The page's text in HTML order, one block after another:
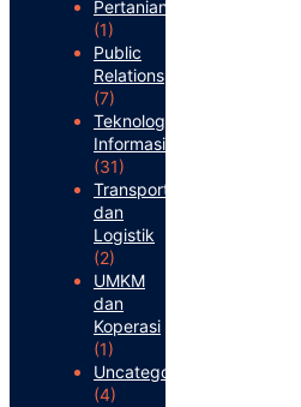
Pertanian
(1)
Public
Relations
(7)
Teknologi
Informasi
(31)
Transportasi
dan
Logistik
(2)
UMKM
dan
Koperasi
(1)
Uncategorized
(4)